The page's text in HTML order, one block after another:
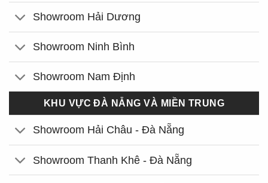
Showroom Hải Dương
Showroom Ninh Bình
Showroom Nam Định
KHU VỰC ĐÀ NẴNG VÀ MIỀN TRUNG
Showroom Hải Châu - Đà Nẵng
Showroom Thanh Khê - Đà Nẵng